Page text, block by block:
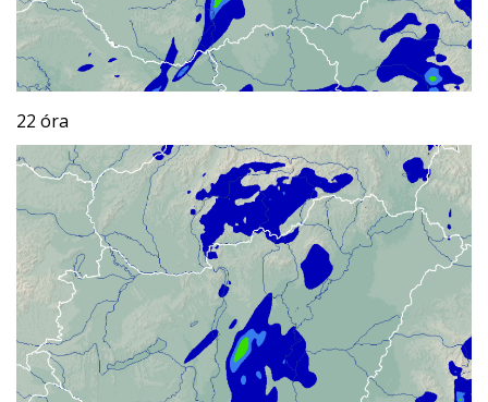
22 óra